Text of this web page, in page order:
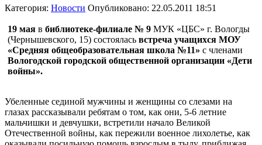
Категория: Новости Опубликовано: 22.05.2011 18:51
19 мая в библиотеке-филиале № 9 МУК «ЦБС» г. Вологды
(Чернышевского, 15) состоялась встреча учащихся МОУ
«Средняя общеобразовательная школа №11» с членами
Вологодской городской общественной организации «Дети
войны».
Убеленные сединой мужчины и женщины со слезами на
глазах рассказывали ребятам о том, как они, 5-6 летние
мальчишки и девчушки, встретили начало Великой
Отечественной войны, как пережили военное лихолетье, как